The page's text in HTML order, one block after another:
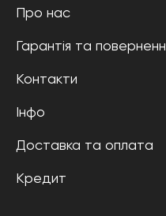
Про нас
Гарантія та
Контакти
Інфо
Доставка та оплата
Кредит